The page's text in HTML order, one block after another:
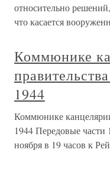
относительно
что касается
Коммюнике
1944
Коммюнике
1944 Передовые
ноября в 19 часов к